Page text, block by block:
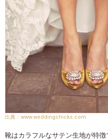
www.weddingchicks.com
靴はカラフルなサテン生地が特